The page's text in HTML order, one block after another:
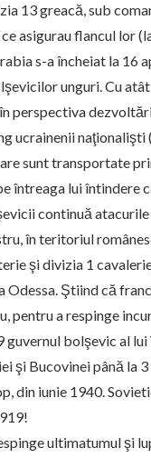
13 greacă, sub
asigurau flancul lor
s-a încheiat la 16
unguri. Cu
perspectiva
ucrainenii
sunt transportate
întreaga lui întindere
continuă
în teritoriul
şi divizia 1
Ştiind că
pentru a respinge
guvernul bolşevic al
şi Bucovinei până la
din iunie 1940.
ultimatumul şi